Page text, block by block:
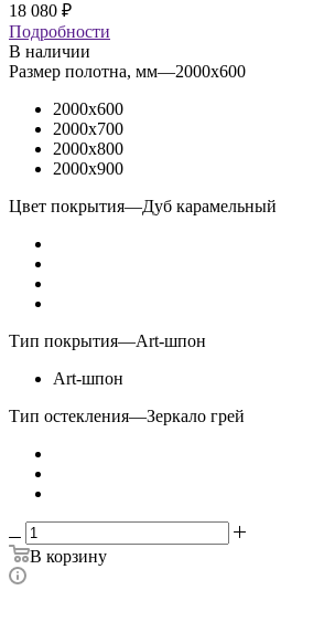
18 080 ₽
Подробности
В наличии
Размер полотна, мм—2000x600
2000x600
2000x700
2000x800
2000x900
Цвет покрытия—Дуб карамельный
Тип покрытия—Art-шпон
Art-шпон
Тип остекления—Зеркало грей
В корзину